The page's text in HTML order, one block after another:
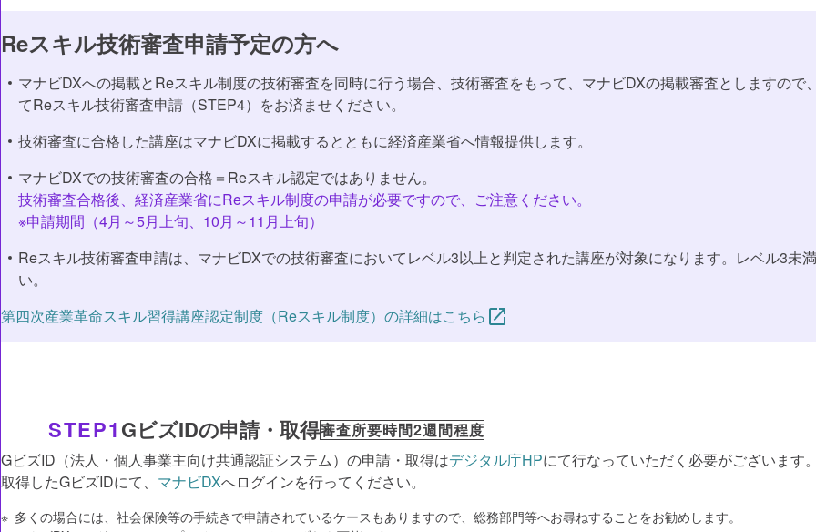
Reスキル技術審査申請予定の方へ
マナビDXへの掲載とReスキル制度の技術審査を同時に行う場合、技術審査をもって、マナビDXの掲載審査としますの
てReスキル技術審査申請（STEP4）をお済ませください。
技術審査に合格した講座はマナビDXに掲載するとともに経済産業省へ情報提供します。
マナビDXでの技術審査の合格＝Reスキル認定ではありません。
技術審査合格後、経済産業省にReスキル制度の申請が必要ですので、ご注意ください。
※申請期間（4月～5月上旬、10月～11月上旬）
Reスキル技術審査申請は、マナビDXでの技術審査においてレベル3以上と判定された講座が対象になります。レベル3未
い。
第四次産業⾰命スキル習得講座認定制度（Reスキル制度）の詳細はこちら
STEP1GビズIDの申請・取得審査所要時間2週間程度
GビズID（法人・個人事業主向け共通認証システム）の申請・取得はデジタル庁HPにて行なっていただく必要がございます
取得したGビズIDにて、 マナビDXへログインを行ってください。
多くの場合には、社会保険等の手続きで申請されているケースもありますので、総務部門等へお尋ねすることをお勧めします。